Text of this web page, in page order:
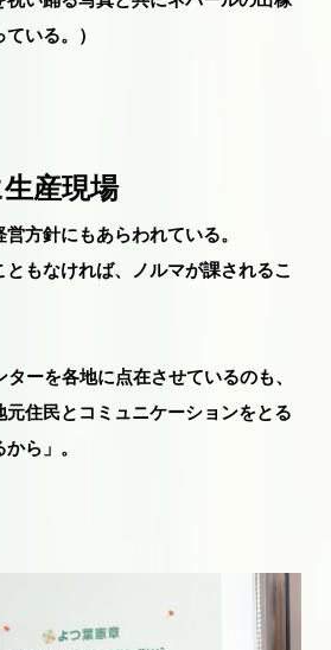
いる。）
産現場
方針にもあらわれている。
もなければ、ノルマが課されるこ
ーを各地に点在させているのも、
元住民とコミュニケーションをとる
ら」。